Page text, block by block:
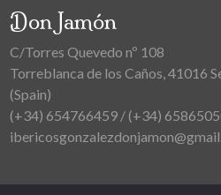
Don Jamón
C/Torres Quevedo nº 108
Torreblanca de los Caños, 41016
(Spain)
(+34) 654766459 / (+34)